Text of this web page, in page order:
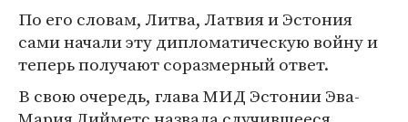
По его словам, Литва, Латвия и Эстония
сами начали эту дипломатическую войну и
теперь получают соразмерный ответ.
В свою очередь, глава МИД Эстонии Эва-